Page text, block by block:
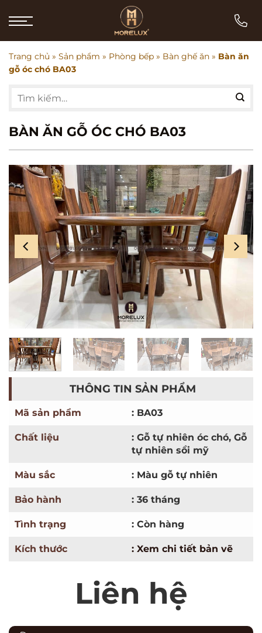
qua
dung
Trang chủ » Sản phẩm » Phòng bếp » Bàn ghế ăn » Bàn ăn
gỗ óc chó BA03
kiếm:
BÀN ĂN GỖ ÓC CHÓ BA03
THÔNG TIN SẢN PHẨM
Mã sản phẩm : BA03
Chất liệu
: Gỗ tự nhiên óc chó, Gỗ
tự nhiên sồi mỹ
Màu sắc : Màu gỗ tự nhiên
Bảo hành : 36 tháng
Tình trạng : Còn hàng
Kích thước : Xem chi tiết bản vẽ
Liên hệ